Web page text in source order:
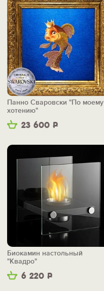
23 600 Р
Панно Сваровски "По моему
хотению"
6 220 Р
Биокамин настольный
"Квадро"